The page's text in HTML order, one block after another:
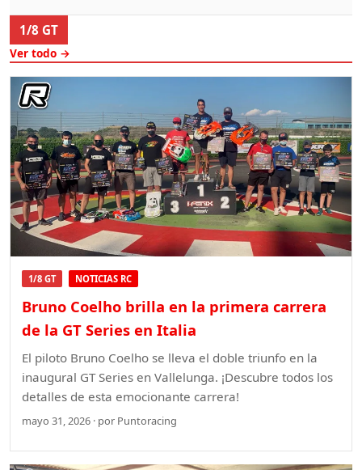
1/8 GT
Ver todo →
1/8 GT NOTICIAS RC
Bruno Coelho brilla en la primera carrera
de la GT Series en Italia
El piloto Bruno Coelho se lleva el doble triunfo en la
inaugural GT Series en Vallelunga. ¡Descubre todos los
detalles de esta emocionante carrera!
mayo 31, 2026 · por Puntoracing